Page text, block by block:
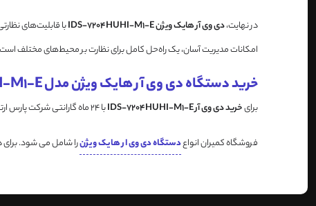
در نهایت،دی وی آر هایک ویژن IDS-7204HUHI-M1-E
امکانات مدیریت آسان، یک راه‌حل کامل برای نظارت بر محیط‌های مختلف
خرید دستگاه دی وی آر هایک ویژن مدل IDS-7204HUHI-M1-E
برایخریددی وی آر IDS-7204HUHI-M1-E با 24 ماه گارانتی شرکت پارس ارتباط افزار میتوانید با
فروشگاه کمیران انواعدستگاه دی وی ار هایک ویژنرا شامل می شود.